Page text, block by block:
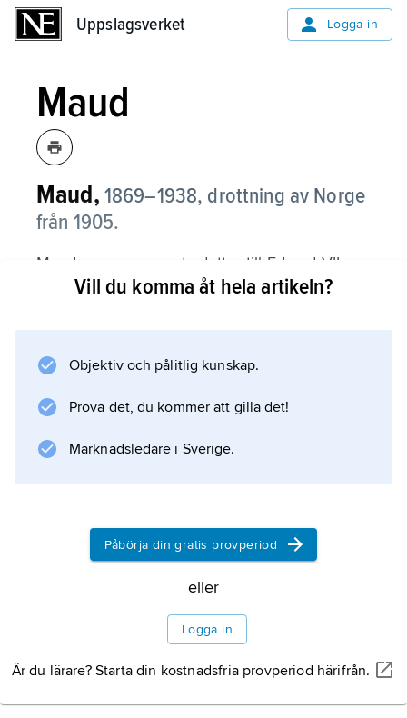
Uppslagsverket Logga in
Maud
Maud, 1869–1938, drottning av Norge
från 1905.
Maud, som var yngsta dotter till Edvard VII av
Storbritannien, gifte sig 1896 med prins Carl
Antarktis uppkallat.
Information om artikeln
Vill du komma åt hela artikeln?
Objektiv och pålitlig kunskap.
Prova det, du kommer att gilla det!
Marknadsledare i Sverige.
Påbörja din gratis provperiod
eller
Logga in
Är du lärare? Starta din kostnadsfria provperiod härifrån.